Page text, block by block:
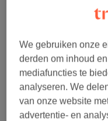
(5
Soins Capillaires (6)
Reviews
We gebruiken onze
derden om inhoud
mediafuncties te
analyseren. We
van onze website
advertentie- en